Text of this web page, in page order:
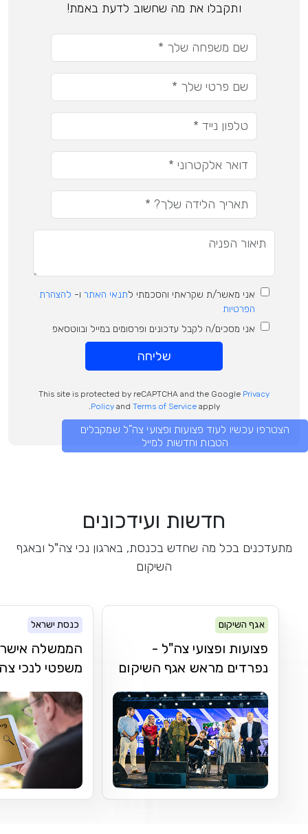
ותקבלו את מה שחשוב לדעת באמת!
אני מאשר/ת שקראתי והסכמתי לתנאי האתר ו- להצהרת
הפרטיות
אני מסכים/ה לקבל עדכונים ופרסומים במייל ובווטסאפ
שליחה
This site is protected by reCAPTCHA and the Google Privacy
Policyand Terms of Serviceapply.
הצטרפו עכשיו לעוד פצועות ופצועי צה"ל שמקבלים
הטבות וחדשות למייל
חדשות ועידכונים
מתעדכנים בכל מה שחדש בכנסת, בארגון נכי צה"ל ובאגף
השיקום
אגף השיקום
פצועות ופצועי צה"ל -
נפרדים מראש אגף השיקום
כנסת ישראל
הממשלה אישרה
משפטי לנכי